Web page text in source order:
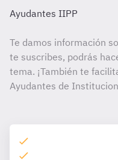
Ayudantes IIPP
Te damos información
te suscribes, podrás
tema. ¡También te
Ayudantes de